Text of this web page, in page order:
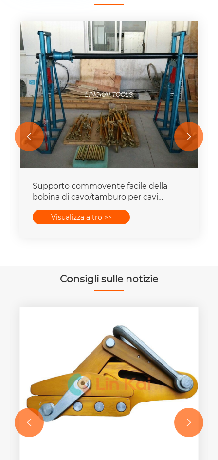
Supporto commovente facile della
bobina di cavo/tamburo per cavi
Visualizza altro >>
 
Consigli sulle notizie
 